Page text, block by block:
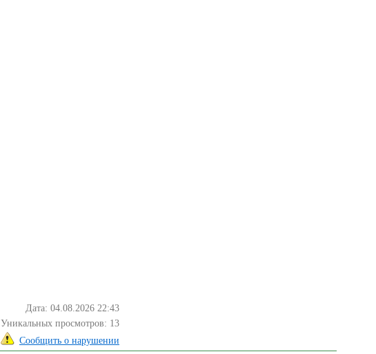
Дата: 04.08.2026 22:43
Уникальных просмотров: 13
Сообщить о нарушении